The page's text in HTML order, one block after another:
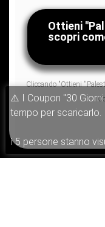
Cliccando "Ottieni